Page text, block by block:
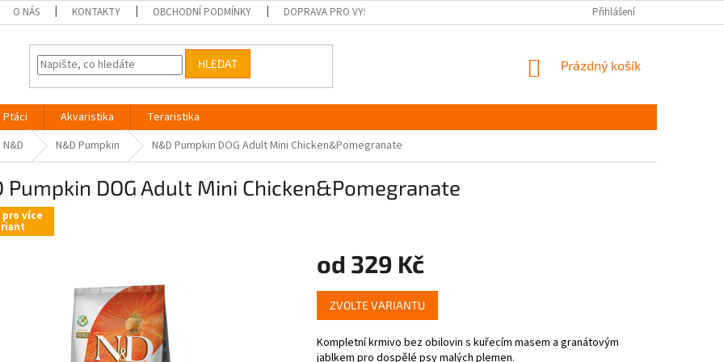
O NÁS KONTAKTY OBCHODNÍ PODMÍNKY DOPRAVA PRO VYŠKOV NAPIŠTE NÁMPřihlášení
HLEDAT
NÁKUPNÍ
Prázdný košík
Ptáci Akvaristika
Teraristika
N&D N&D Pumpkin N&D Pumpkin DOG Adult Mini Chicken&Pomegranate
Pumpkin DOG Adult Mini Chicken&Pomegranate
více
od 329 Kč
Měrná
cena:
ZVOLTE VARIANTU
Kompletní krmivo bez obilovin s kuřecím masem a granátovým
jablkem pro dospělé psy malých plemen.